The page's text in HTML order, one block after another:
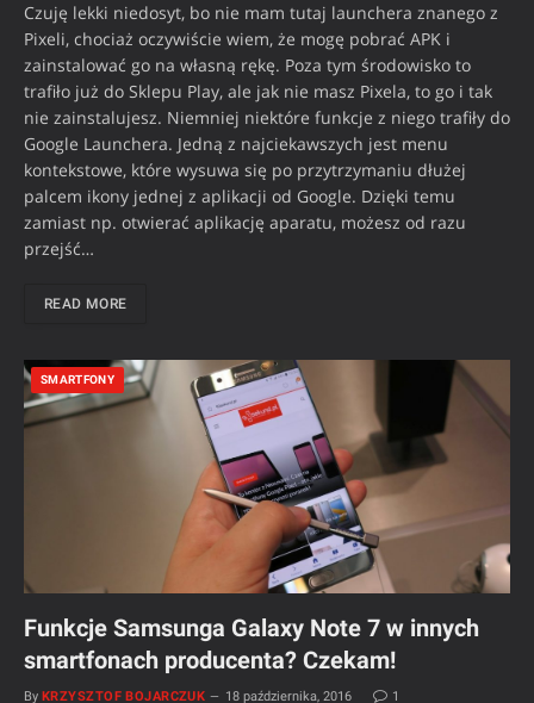
Czuję lekki niedosyt, bo nie mam tutaj launchera znanego z
Pixeli, chociaż oczywiście wiem, że mogę pobrać APK i
zainstalować go na własną rękę. Poza tym środowisko to
trafiło już do Sklepu Play, ale jak nie masz Pixela, to go i tak
nie zainstalujesz. Niemniej niektóre funkcje z niego trafiły do
Google Launchera. Jedną z najciekawszych jest menu
kontekstowe, które wysuwa się po przytrzymaniu dłużej
palcem ikony jednej z aplikacji od Google. Dzięki temu
zamiast np. otwierać aplikację aparatu, możesz od razu
przejść…
READ MORE
SMARTFONY
Funkcje Samsunga Galaxy Note 7 w innych
smartfonach producenta? Czekam!
By KRZYSZTOF BOJARCZUK 18 października, 2016 1